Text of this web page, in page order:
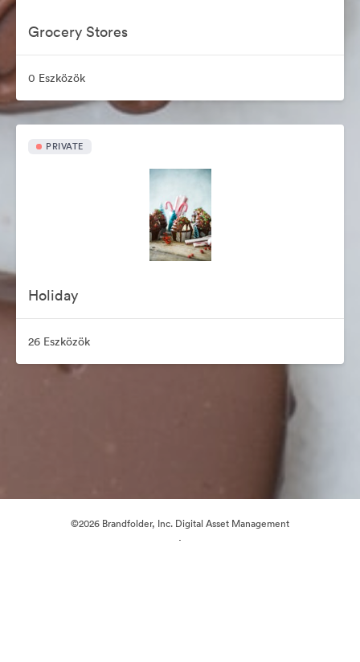
Grocery Stores
0 Eszközök
PRIVATE
Holiday
26 Eszközök
©2026 Brandfolder, Inc. Digital Asset Management
·